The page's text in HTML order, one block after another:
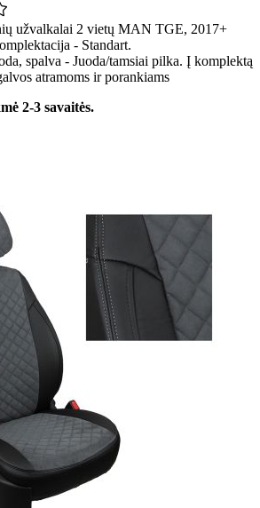
užvalkalai 2 vietų MAN TGE, 2017+
- Standart.
spalva - Juoda/tamsiai pilka. Į komplektą
atramoms ir porankiams
2-3 savaitės.